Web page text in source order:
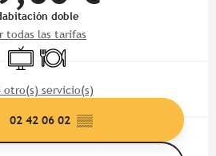
doble
todas las tarifas
TelevisiónRestaurante
otro(s) servicio(s)
02 42 06 02 ▒▒